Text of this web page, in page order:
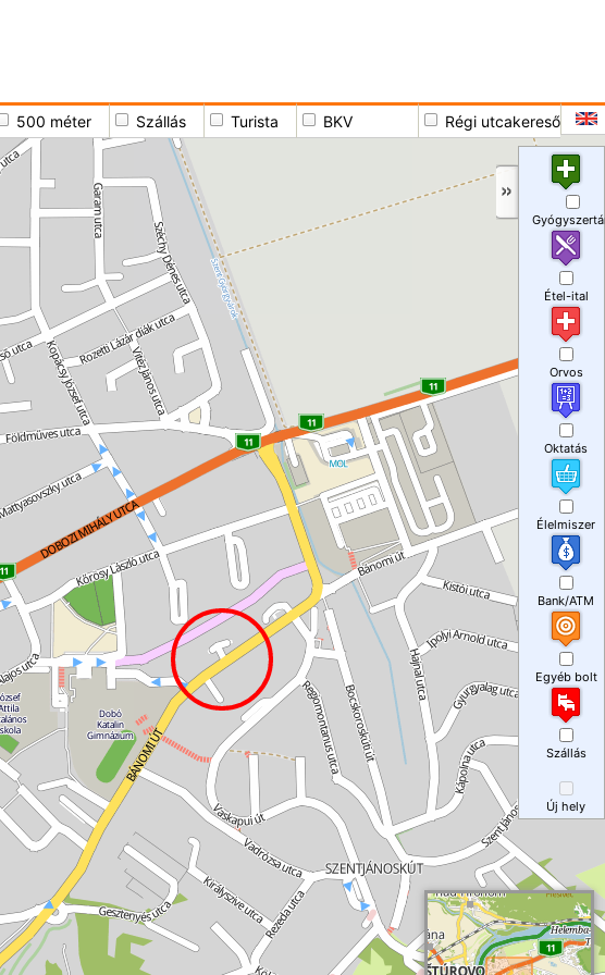
500 méter Szállás Turista BKV Régi utcakereső
Étel-ital
Orvos
Oktatás
Élelmiszer
Bank/ATM
Egyéb bolt
Szállás
Új hely